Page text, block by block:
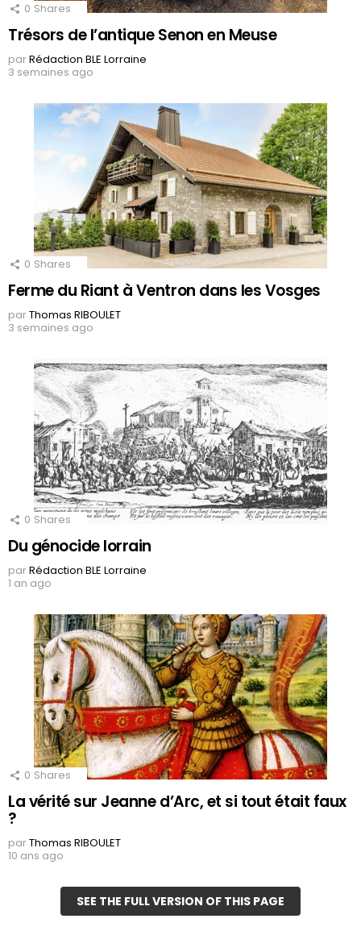
0 Shares
Trésors de l’antique Senon en Meuse
parRédaction BLE Lorraine
3 semaines ago
0 Shares
Ferme du Riant à Ventron dans les Vosges
parThomas RIBOULET
3 semaines ago
0 Shares
Du génocide lorrain
parRédaction BLE Lorraine
1 an ago
0 Shares
La vérité sur Jeanne d’Arc, et si tout était faux
?
parThomas RIBOULET
10 ans ago
SEE THE FULL VERSION OF THIS PAGE